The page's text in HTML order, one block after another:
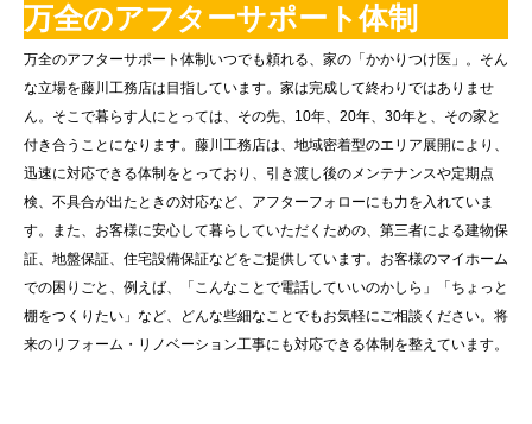
万全のアフターサポート体制
万全のアフターサポート体制いつでも頼れる、家の「かかりつけ医」。そん
な立場を藤川工務店は目指しています。家は完成して終わりではありませ
ん。そこで暮らす人にとっては、その先、10年、20年、30年と、その家と
付き合うことになります。藤川工務店は、地域密着型のエリア展開により、
迅速に対応できる体制をとっており、引き渡し後のメンテナンスや定期点
検、不具合が出たときの対応など、アフターフォローにも力を入れていま
す。また、お客様に安心して暮らしていただくための、第三者による建物保
証、地盤保証、住宅設備保証などをご提供しています。お客様のマイホーム
での困りごと、例えば、「こんなことで電話していいのかしら」「ちょっと
棚をつくりたい」など、どんな些細なことでもお気軽にご相談ください。将
来のリフォーム・リノベーション工事にも対応できる体制を整えています。